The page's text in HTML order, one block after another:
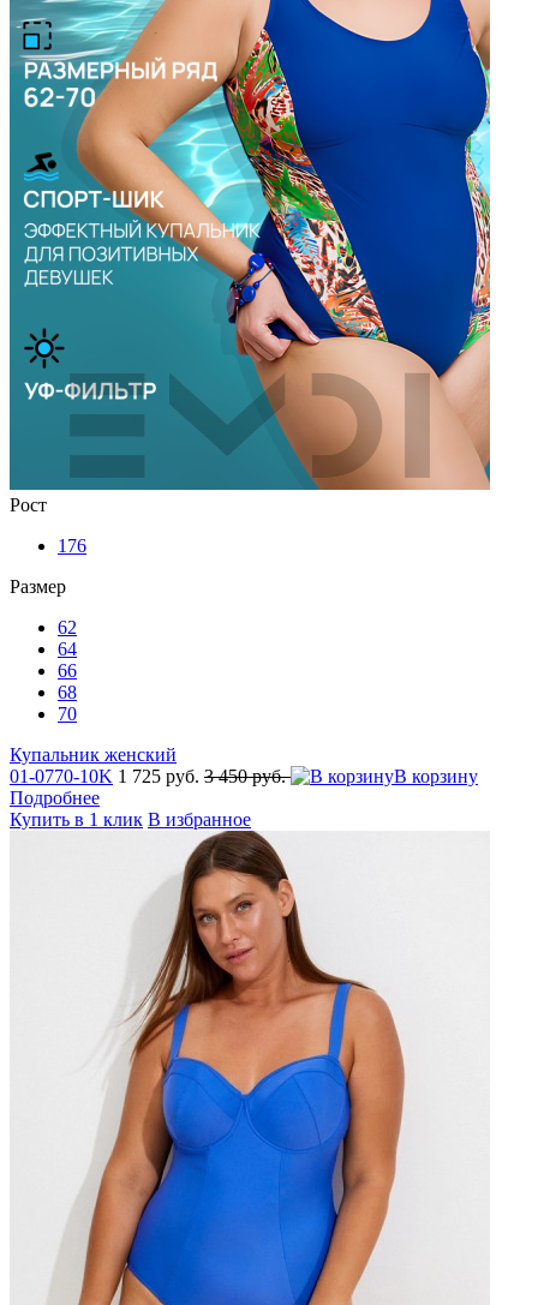
Рост
176
Размер
62
64
66
68
70
Купальник женский
01-0770-10K 1 725 руб. 3 450 руб.
В корзину
Подробнее
Купить в 1 клик В избранное